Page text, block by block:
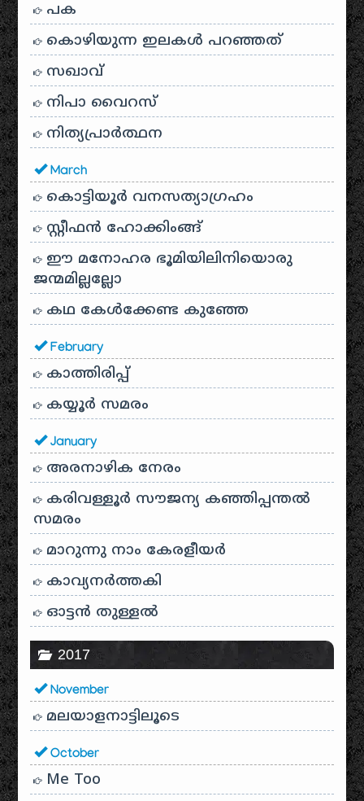
പക
കൊഴിയുന്ന ഇലകൾ പറഞ്ഞത്
സഖാവ്
നിപാ വൈറസ്
നിത്യപ്രാർത്ഥന
March
കൊട്ടിയൂർ വനസത്യാഗ്രഹം
സ്റ്റീഫൻ ഹോക്കിംങ്ങ്
ഈ മനോഹര ഭൂമിയിലിനിയൊരു
ജന്മമില്ലല്ലോ
കഥ കേൾക്കേണ്ട കുഞ്ഞേ
February
കാത്തിരിപ്പ്
കയ്യൂർ സമരം
January
അരനാഴിക നേരം
കരിവള്ളൂർ സൗജന്യ കഞ്ഞിപ്പന്തൽ
സമരം
മാറുന്നു നാം കേരളീയർ
കാവ്യനര്‍ത്തകി
ഓട്ടൻ തുള്ളൽ
2017
November
മലയാളനാട്ടിലൂടെ
October
Me Too